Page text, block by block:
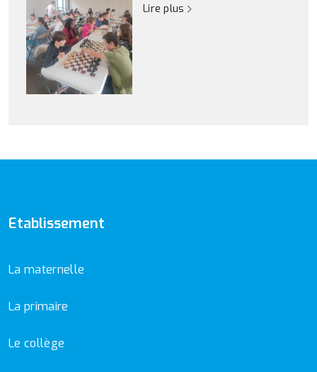
Lire plus
Etablissement
La maternelle
La primaire
Le collège